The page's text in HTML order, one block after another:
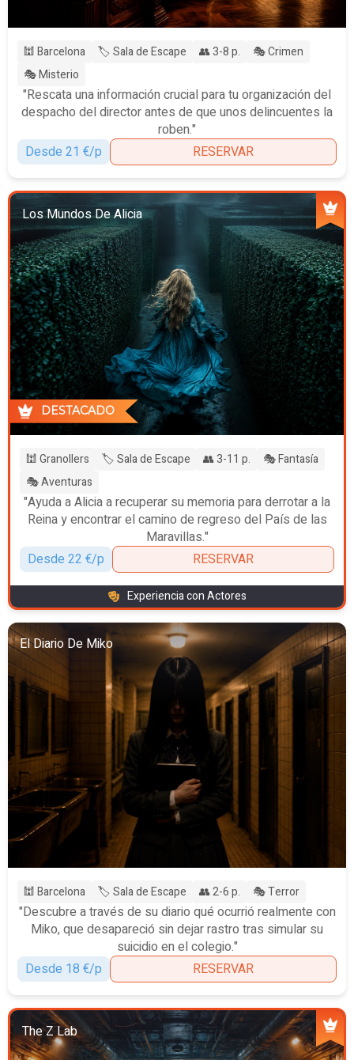
🕍 Barcelona 🏷️ Sala de Escape 👥 3-8 p.
🎭 Crimen
🎭 Misterio
"Rescata una información crucial para tu organización del
despacho del director antes de que unos delincuentes la
roben."
Desde 21 €/p
RESERVAR
Los Mundos De Alicia
DESTACADO
🕍 Granollers 🏷️ Sala de Escape 👥 3-11 p.
🎭 Fantasía
🎭 Aventuras
"Ayuda a Alicia a recuperar su memoria para derrotar a la
Reina y encontrar el camino de regreso del País de las
Maravillas."
Desde 22 €/p
RESERVAR
Experiencia con Actores
El Diario De Miko
🕍 Barcelona 🏷️ Sala de Escape 👥 2-6 p. 🎭 Terror
"Descubre a través de su diario qué ocurrió realmente con
Miko, que desapareció sin dejar rastro tras simular su
suicidio en el colegio."
Desde 18 €/p
RESERVAR
The Z Lab